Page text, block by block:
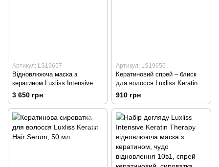
Артикул: LS19657
Відновлююча маска з
кератином Luxliss Intensive
Keratin Therapy Mask, 400 мл
3 650 грн
Артикул: LS19656
Кератиновий спрей – блиск
для волосся Luxliss Keratin
Shine Mist, 50 мл
910 грн